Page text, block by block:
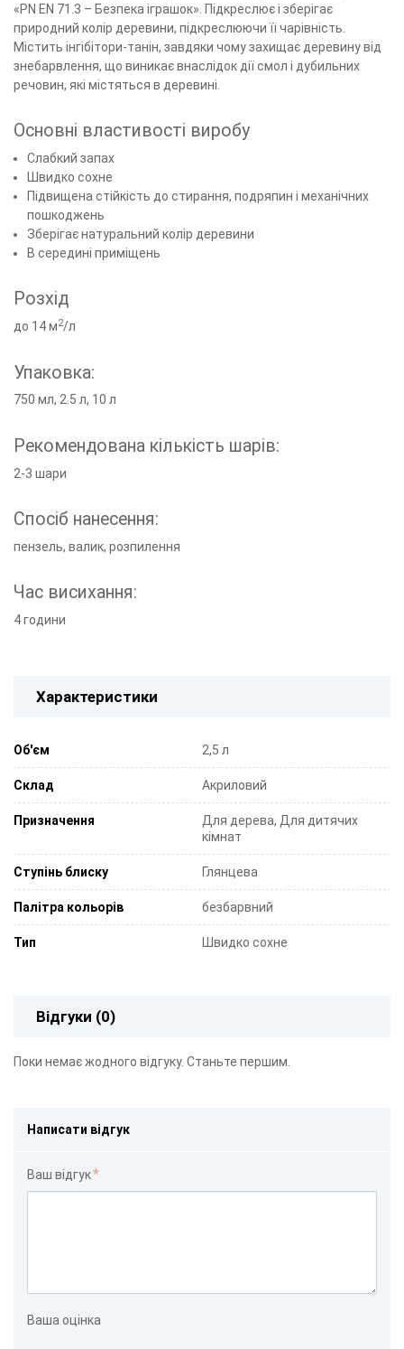
«PN EN 71.3 – Безпека іграшок». Підкреслює і зберігає
природний колір деревини, підкреслюючи її чарівність.
Містить інгібітори-танін, завдяки чому захищає деревину від
знебарвлення, що виникає внаслідок дії смол і дубильних
речовин, які містяться в деревині.
Основні властивості виробу
Слабкий запах
Швидко сохне
Підвищена стійкість до стирання, подряпин і механічних
пошкоджень
Зберігає натуральний колір деревини
В середині приміщень
Розхід
до 14 м2/л
Упаковка:
750 мл, 2.5 л, 10 л
Рекомендована кількість шарів:
2-3 шари
Спосіб нанесення:
пензель, валик, розпилення
Час висихання:
4 години
Характеристики
Об'єм 2,5 л
Склад Акриловий
Призначення
Для дерева, Для дитячих
кімнат
Ступінь блиску Глянцева
Палітра кольорів безбарвний
Тип Швидко сохне
Відгуки (0)
Поки немає жодного відгуку. Станьте першим.
Написати відгук
Ваш відгук
Ваша оцінка